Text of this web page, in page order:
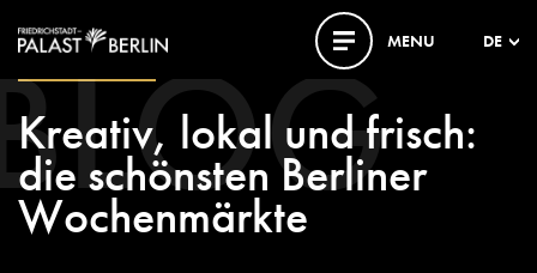
MENU DE
Kreativ, lokal und frisch:
die schönsten Berliner
Wochenmärkte